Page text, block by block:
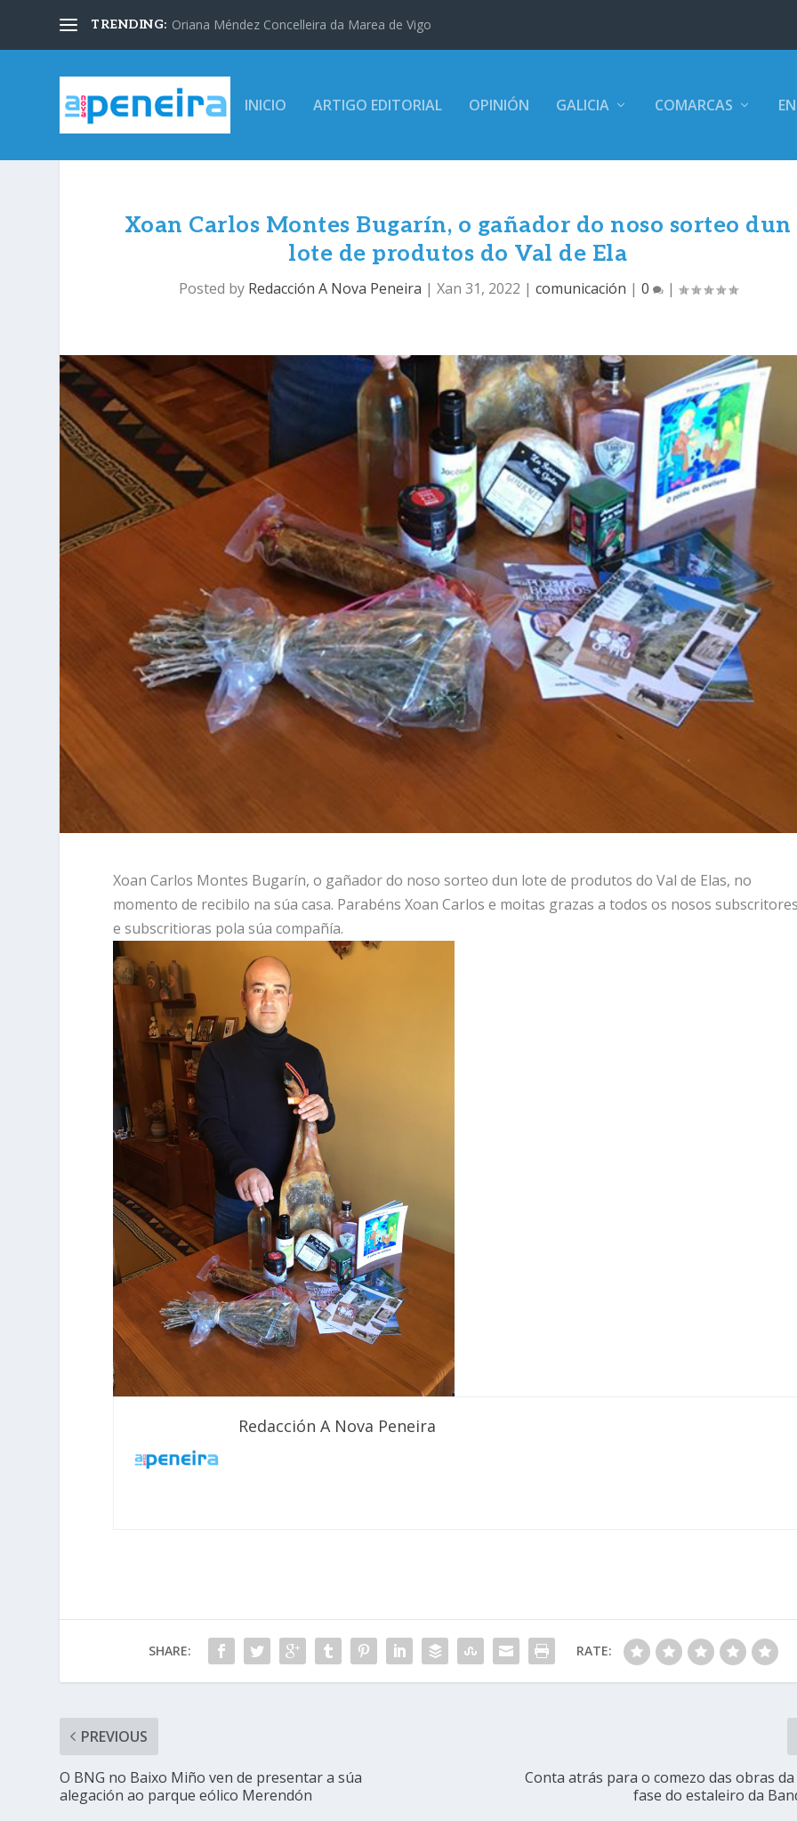
TRENDING: Oriana Méndez Concelleira da Marea de Vigo
INICIO ARTIGO EDITORIAL OPINIÓN GALICIA COMARCAS
Xoan Carlos Montes Bugarín, o gañador do noso sorteo dun
lote de produtos do Val de Ela
Posted by Redacción A Nova Peneira | Xan 31, 2022 | comunicación | 0 |
Xoan Carlos Montes Bugarín, o gañador do noso sorteo dun lote de produtos do Val de Elas, no
momento de recibilo na súa casa. Parabéns Xoan Carlos e moitas grazas a todos os nosos
e subscritioras pola súa compañía.
Redacción A Nova Peneira
SHARE: RATE:
PREVIOUS
O BNG no Baixo Miño ven de presentar a súa
alegación ao parque eólico Merendón
Conta atrás para o comezo das obras
fase do estaleiro da